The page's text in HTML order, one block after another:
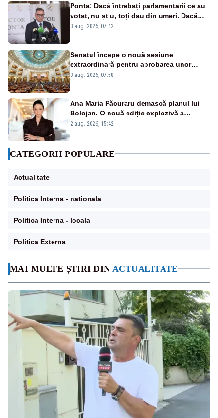
MAI MULTE ȘTIRI DIN ACTUALITATE
Ponta: Dacă întrebați parlamentarii ce au
votat, nu știu, toți dau din umeri. Dacă
întrebi de ce au votat pro sau contra, o să
3 aug. 2026, 07:42
Senatul începe o nouă sesiune
extraordinară pentru aprobarea unor
jaloane din PNRR
3 aug. 2026, 07:58
Ana Maria Păcuraru demască planul lui
Bolojan. O nouă ediție explozivă a
emisiunii „Miza Zilei” la Realitatea PLUS
2 aug. 2026, 15:42
CATEGORII POPULARE
Actualitate
Politica Interna - nationala
Politica Interna - locala
Politica Externa